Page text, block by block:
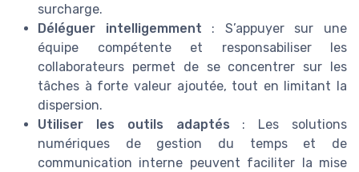
surcharge.
Déléguer intelligemment : S’appuyer sur une
équipe compétente et responsabiliser les
collaborateurs permet de se concentrer sur les
tâches à forte valeur ajoutée, tout en limitant la
dispersion.
Utiliser les outils adaptés : Les solutions
numériques de gestion du temps et de
communication interne peuvent faciliter la mise